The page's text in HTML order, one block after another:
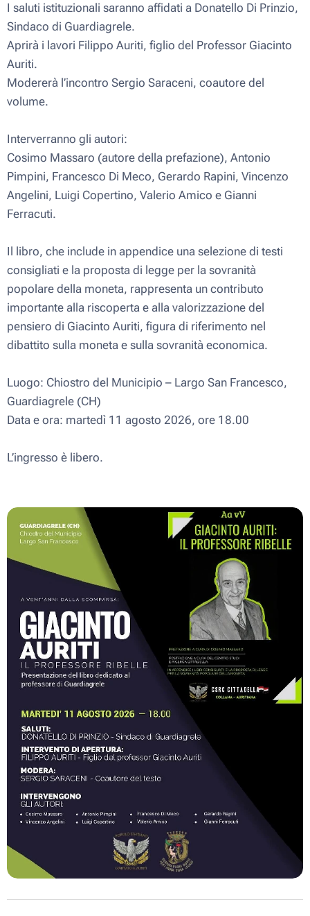
I saluti istituzionali saranno affidati a Donatello Di Prinzio,
Sindaco di Guardiagrele.
Aprirà i lavori Filippo Auriti, figlio del Professor Giacinto
Auriti.
Modererà l’incontro Sergio Saraceni, coautore del
volume.
Interverranno gli autori:
Cosimo Massaro (autore della prefazione), Antonio
Pimpini, Francesco Di Meco, Gerardo Rapini, Vincenzo
Angelini, Luigi Copertino, Valerio Amico e Gianni
Ferracuti.
Il libro, che include in appendice una selezione di testi
consigliati e la proposta di legge per la sovranità
popolare della moneta, rappresenta un contributo
importante alla riscoperta e alla valorizzazione del
pensiero di Giacinto Auriti, figura di riferimento nel
dibattito sulla moneta e sulla sovranità economica.
Luogo: Chiostro del Municipio – Largo San Francesco,
Guardiagrele (CH)
Data e ora: martedì 11 agosto 2026, ore 18.00
L’ingresso è libero.